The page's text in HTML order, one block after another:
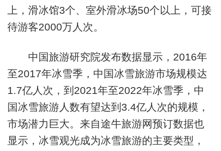
上，滑冰馆3个、室外滑冰场50个以上，可接
待游客2000万人次。
中国旅游研究院发布数据显示，2016年
至2017年冰雪季，中国冰雪旅游市场规模达
1.7亿人次，到2021年至2022年冰雪季，中
国冰雪旅游人数有望达到3.4亿人次的规模，
市场潜力巨大。来自途牛旅游网预订数据也
显示，冰雪观光成为冰雪旅游的主要类型，